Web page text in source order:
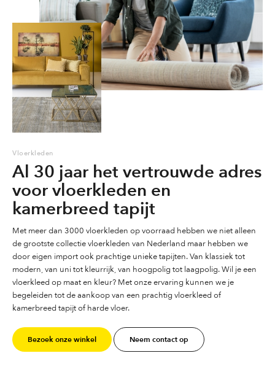
de
productpagina
worden
op
de
productpagina
Vloerkleden
Al 30 jaar het vertrouwde adres
voor vloerkleden en
kamerbreed tapijt
Met meer dan 3000 vloerkleden op voorraad hebben we niet alleen
de grootste collectie vloerkleden van Nederland maar hebben we
door eigen import ook prachtige unieke tapijten. Van klassiek tot
modern, van uni tot kleurrijk, van hoogpolig tot laagpolig. Wil je een
vloerkleed op maat en kleur? Met onze ervaring kunnen we je
begeleiden tot de aankoop van een prachtig vloerkleed of
kamerbreed tapijt of harde vloer.
Bezoek onze winkel Neem contact op